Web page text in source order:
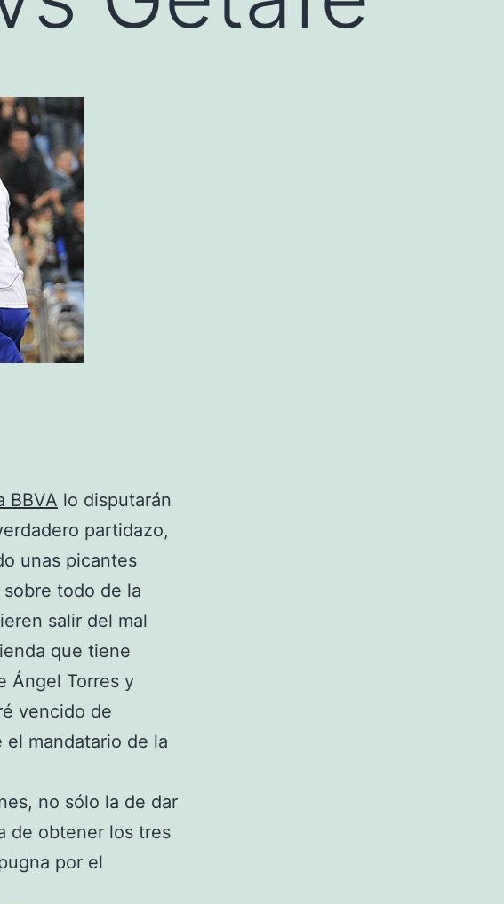
BBVA lo disputarán
partidazo,
unas picantes
todo de la
salir del mal
que tiene
Ángel Torres y
vencido de
mandatario de la
no sólo la de dar
de obtener los tres
por el